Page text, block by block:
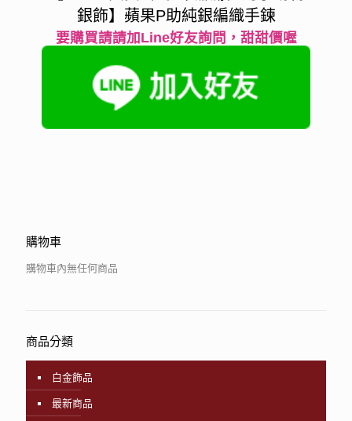
銀飾】蘋果P助純銀編織手鍊
要購買請請加Line好友詢問，甜甜價喔
購物車
購物車內無任何商品
商品分類
白金飾品
最新商品